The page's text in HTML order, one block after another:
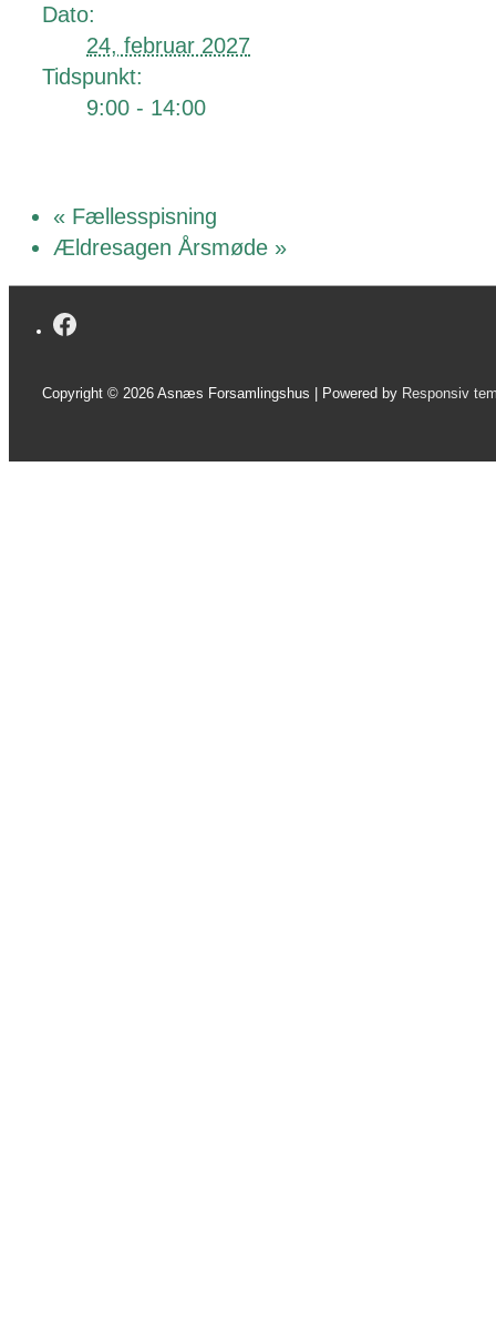
Dato:
24, februar 2027
Tidspunkt:
9:00 - 14:00
« Fællesspisning
Ældresagen Årsmøde »
Copyright © 2026 Asnæs Forsamlingshus | Powered by Responsiv